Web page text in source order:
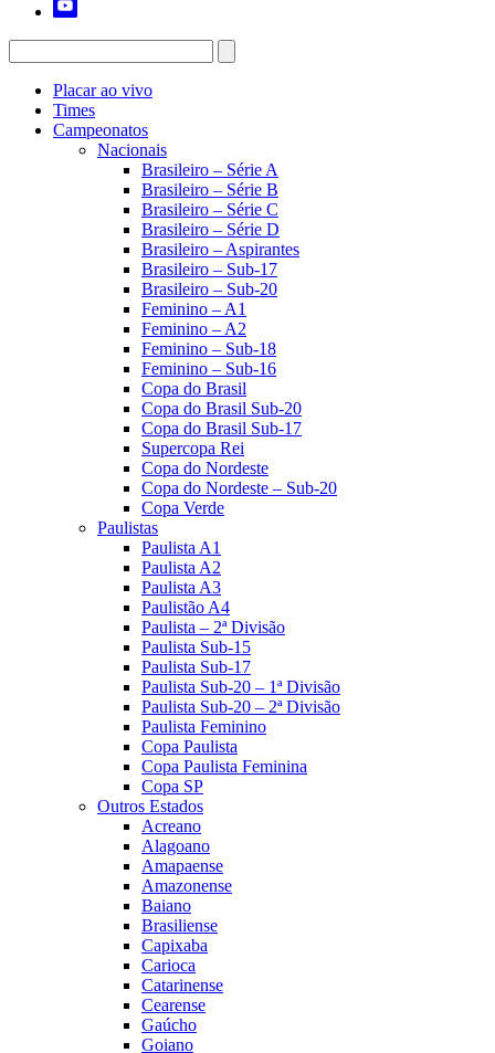
Placar ao vivo
Times
Campeonatos
Nacionais
Brasileiro – Série A
Brasileiro – Série B
Brasileiro – Série C
Brasileiro – Série D
Brasileiro – Aspirantes
Brasileiro – Sub-17
Brasileiro – Sub-20
Feminino – A1
Feminino – A2
Feminino – Sub-18
Feminino – Sub-16
Copa do Brasil
Copa do Brasil Sub-20
Copa do Brasil Sub-17
Supercopa Rei
Copa do Nordeste
Copa do Nordeste – Sub-20
Copa Verde
Paulistas
Paulista A1
Paulista A2
Paulista A3
Paulistão A4
Paulista – 2ª Divisão
Paulista Sub-15
Paulista Sub-17
Paulista Sub-20 – 1ª Divisão
Paulista Sub-20 – 2ª Divisão
Paulista Feminino
Copa Paulista
Copa Paulista Feminina
Copa SP
Outros Estados
Acreano
Alagoano
Amapaense
Amazonense
Baiano
Brasiliense
Capixaba
Carioca
Catarinense
Cearense
Gaúcho
Goiano